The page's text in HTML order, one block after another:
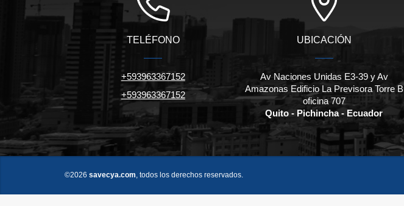
TELÉFONO
+593963367152
+593963367152
UBICACIÓN
Av Naciones Unidas E3-39 y Av
Amazonas Edificio La Previsora Torre B
oficina 707
Quito - Pichincha - Ecuador
©2026 savecya.com , todos los derechos reservados.